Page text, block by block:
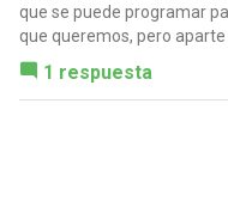
que se puede programar
que queremos, pero aparte
1 respuesta